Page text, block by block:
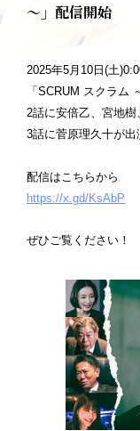
～」配信開始
2025年5月10日(土
「SCRUM スクラム
2話に安倍乙、宮地
3話に菅原理久十が出
配信はこちらから
https://x.gd/KsAbP
ぜひご覧ください！